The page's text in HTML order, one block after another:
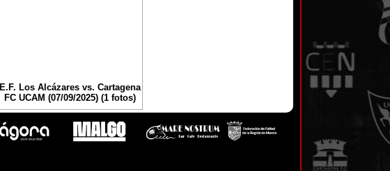
E.F. Los Alcázares vs. Cartagena
FC UCAM (07/09/2025) (1 fotos)